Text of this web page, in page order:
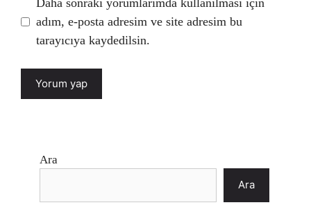
adım, e-posta adresim ve site adresim bu
tarayıcıya kaydedilsin.
Ara
Ara